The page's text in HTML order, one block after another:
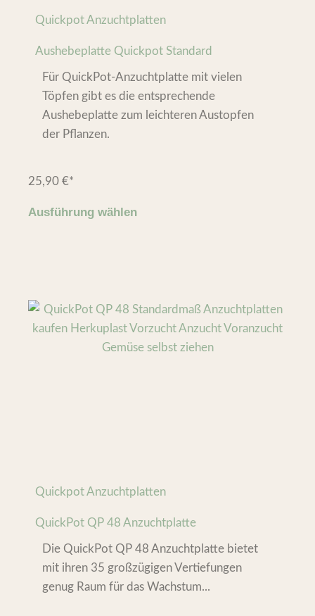
Quickpot Anzuchtplatten
Aushebeplatte Quickpot Standard
Für QuickPot-Anzuchtplatte mit vielen
Töpfen gibt es die entsprechende
Aushebeplatte zum leichteren Austopfen
der Pflanzen.
25,90 €*
Ausführung wählen
Quickpot Anzuchtplatten
QuickPot QP 48 Anzuchtplatte
Die QuickPot QP 48 Anzuchtplatte bietet
mit ihren 35 großzügigen Vertiefungen
genug Raum für das Wachstum...